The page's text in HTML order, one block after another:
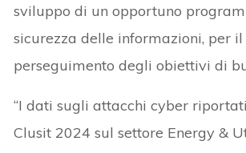
sviluppo di un opportuno
sicurezza delle informazioni, per il
perseguimento degli obiettivi di
“I dati sugli attacchi cyber
Clusit 2024 sul settore Energy &